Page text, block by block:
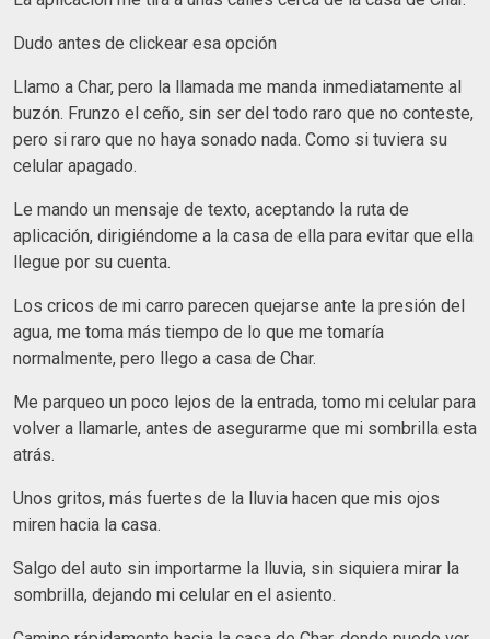
Dudo antes de clickear esa opción
Llamo a Char, pero la llamada me manda inmediatamente al
buzón. Frunzo el ceño, sin ser del todo raro que no conteste,
pero si raro que no haya sonado nada. Como si tuviera su
celular apagado.
Le mando un mensaje de texto, aceptando la ruta de
aplicación, dirigiéndome a la casa de ella para evitar que ella
llegue por su cuenta.
Los cricos de mi carro parecen quejarse ante la presión del
agua, me toma más tiempo de lo que me tomaría
normalmente, pero llego a casa de Char.
Me parqueo un poco lejos de la entrada, tomo mi celular para
volver a llamarle, antes de asegurarme que mi sombrilla esta
atrás.
Unos gritos, más fuertes de la lluvia hacen que mis ojos
miren hacia la casa.
Salgo del auto sin importarme la lluvia, sin siquiera mirar la
sombrilla, dejando mi celular en el asiento.